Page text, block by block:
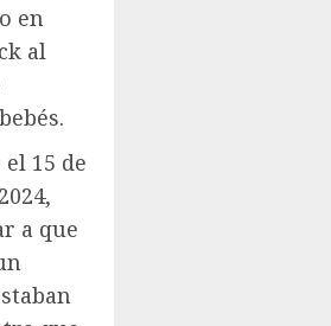
en
al
15 de
a que